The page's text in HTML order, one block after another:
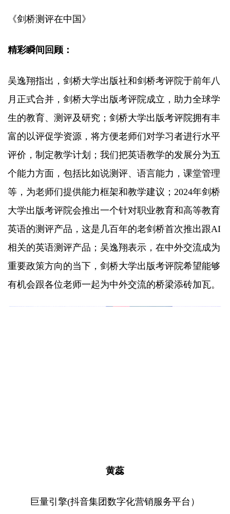
《剑桥测评在中国》
精彩瞬间回顾：
吴逸翔指出，剑桥大学出版社和剑桥考评院于前年八
月正式合并，剑桥大学出版考评院成立，助力全球学
生的教育、测评及研究；剑桥大学出版考评院拥有丰
富的以评促学资源，将方便老师们对学习者进行水平
评价，制定教学计划；我们把英语教学的发展分为五
个能力方面，包括比如说测评、语言能力，课堂管理
等，为老师们提供能力框架和教学建议；2024年剑桥
大学出版考评院会推出一个针对职业教育和高等教育
英语的测评产品，这是几百年的老剑桥首次推出跟AI
相关的英语测评产品；吴逸翔表示，在中外交流成为
重要政策方向的当下，剑桥大学出版考评院希望能够
有机会跟各位老师一起为中外交流的桥梁添砖加瓦。
黄蕊
巨量引擎(抖音集团数字化营销服务平台）